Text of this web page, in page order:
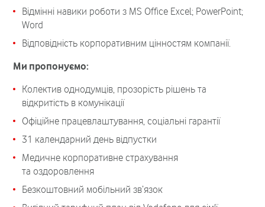
Відмінні навики роботи з MS Office Excel; PowerPoint;
Word
Відповідність корпоративним цінностям компанії.
Ми пропонуємо:
Колектив однодумців, прозорість рішень та
відкритість в комунікації
Офіційне працевлаштування, соціальні гарантії
31 календарний день відпустки
Медичне корпоративне страхування
та оздоровлення
Безкоштовний мобільний зв’язок